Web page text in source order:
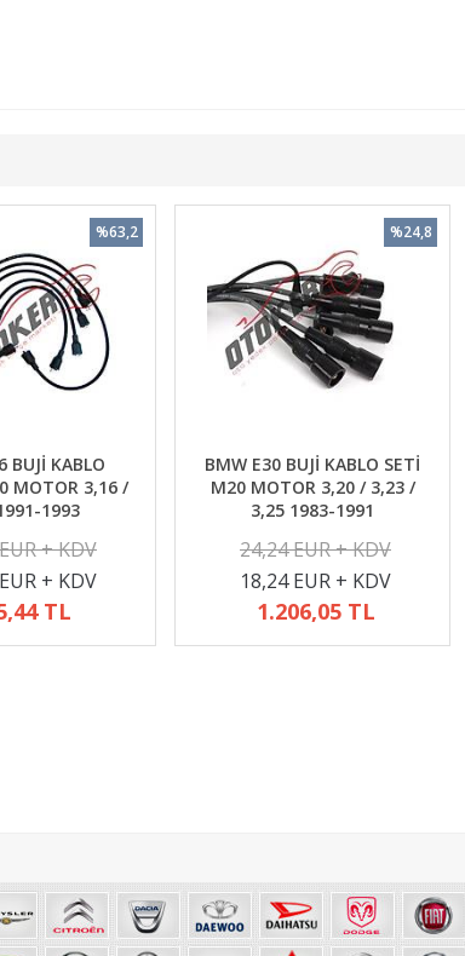
BUJİ KABLO
MOTOR 3,16 /
1993
+ KDV
+ KDV
TL
%63,2
BMW E30 BUJİ KABLO SETİ
M20 MOTOR 3,20 / 3,23 /
3,25 1983-1991
24,24 EUR + KDV
18,24 EUR + KDV
1.206,05 TL
%24,8